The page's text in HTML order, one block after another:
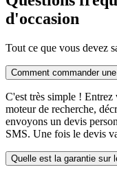
d'occasion
Tout ce que vous devez
Comment commander
C'est très simple !
moteur de recherche,
envoyons un devis
SMS. Une fois le devis
Quelle est la garantie sur